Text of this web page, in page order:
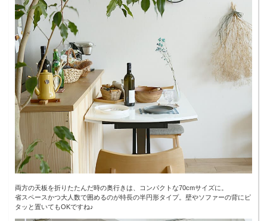
両方の天板を折りたたんだ時の奥行きは、コンパクトな70cmサイズに。
省スペースかつ大人数で囲めるのが特長の半円形タイプ。壁やソファーの背にピ
タッと置いてもOKですね♪